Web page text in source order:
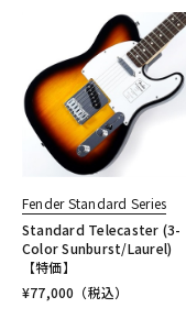
Fender Standard Series
Standard Telecaster (3-
Color Sunburst/Laurel)
【特価】
¥77,000 （税込）